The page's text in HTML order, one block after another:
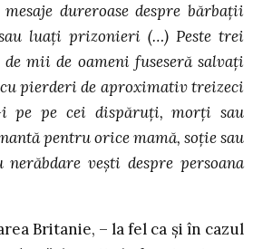
dureroase despre bărbații
luați prizonieri (…) Peste trei
mii de oameni fuseseră salvați
pierderi de aproximativ treizeci
pe pe cei dispăruți, morți sau
pentru orice mamă, soție sau
vești despre persoana
Britanie, – la fel ca și în cazul